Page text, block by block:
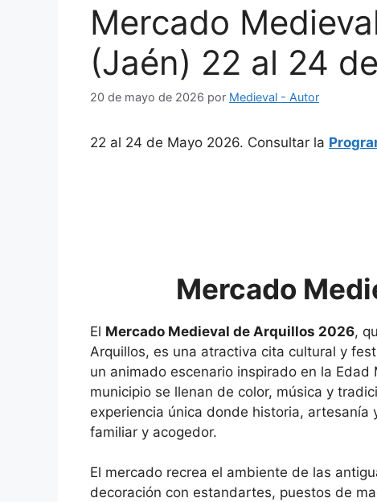
Mercado
(Jaén) 22 al 24
20 de mayo de 2026 por Medieval - Autor
22 al 24 de Mayo 2026. Consultar la
Mercado
El Mercado Medieval de Arquillos 2026,
Arquillos, es una atractiva cita cultural y
un animado escenario inspirado en la
municipio se llenan de color, música y
experiencia única donde historia,
familiar y acogedor.
El mercado recrea el ambiente de las
decoración con estandartes, puestos de